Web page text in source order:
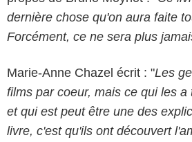
dernière chose qu'on aura faite
Forcément, ce ne sera plus
Marie-Anne Chazel écrit : "Les
films par coeur, mais ce qui les a
et qui est peut être une des
livre, c'est qu'ils ont découvert